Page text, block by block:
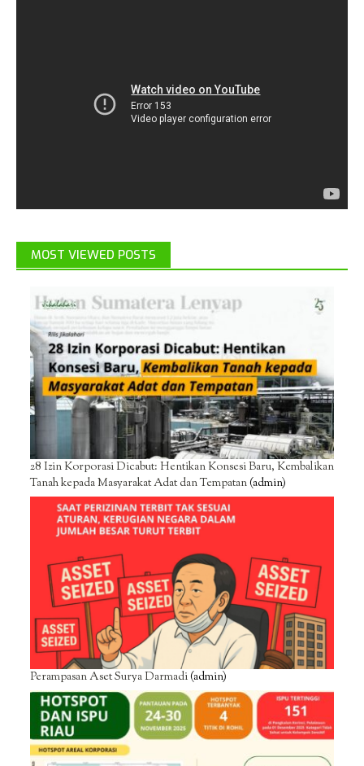
MOST VIEWED POSTS
28 Izin Korporasi Dicabut: Hentikan Konsesi Baru, Kembalikan
Tanah kepada Masyarakat Adat dan Tempatan(admin)
Perampasan Aset Surya Darmadi(admin)